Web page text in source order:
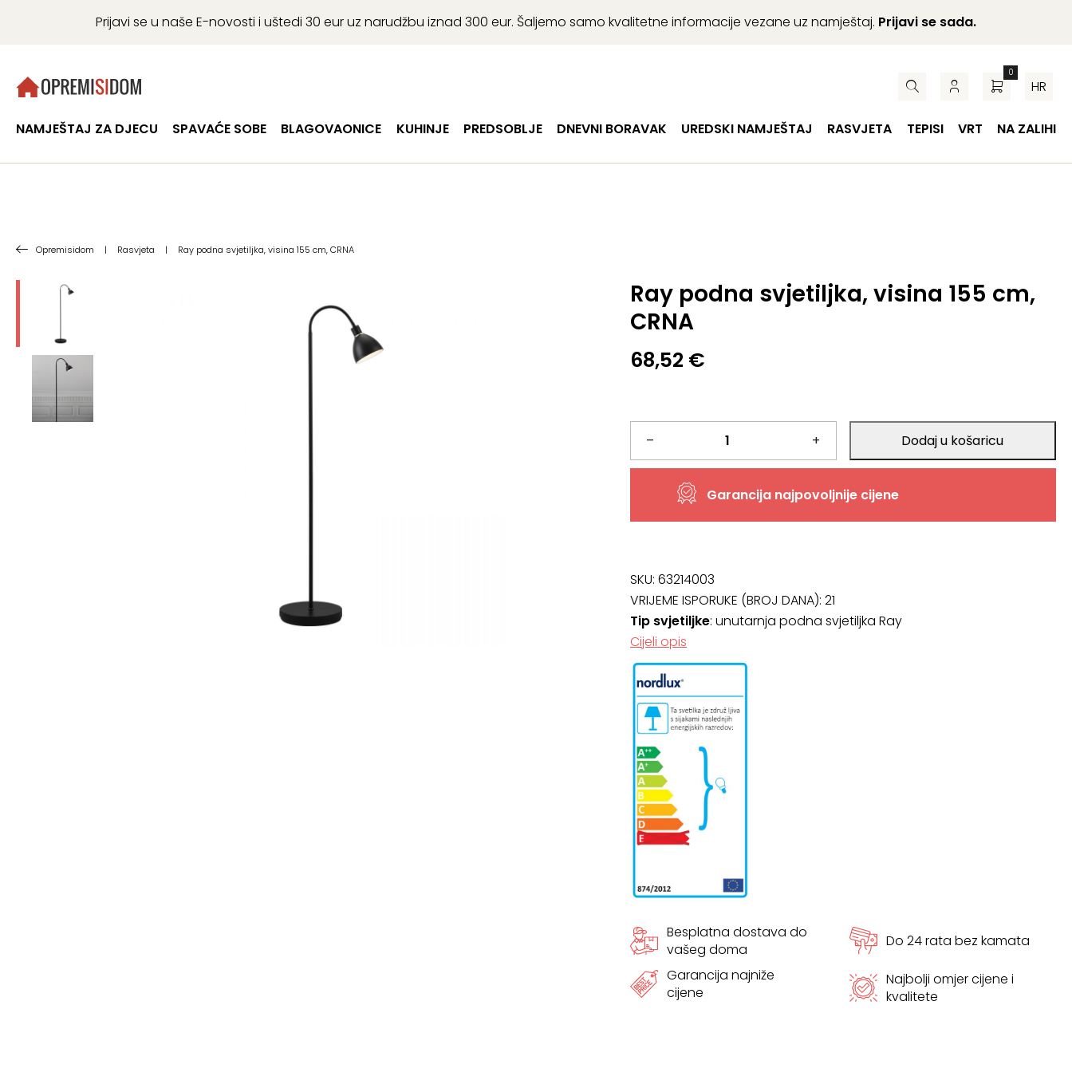
Prijavi se u naše E-novosti i uštedi 30 eur uz narudžbu iznad 300 eur. Šaljemo samo kvalitetne informacije vezane uz namještaj. Prijavi se sada.
0
HR
NAMJEŠTAJ ZA DJECU SPAVAĆE SOBE BLAGOVAONICE KUHINJE PREDSOBLJE DNEVNI BORAVAK UREDSKI NAMJEŠTAJ RASVJETA TEPISI VRT NA ZALIHI
Opremisidom | Rasvjeta | Ray podna svjetiljka, visina 155 cm, CRNA
Ray podna svjetiljka, visina 155 cm,
CRNA
68,52 €
–
Ray
podna
svjetiljka,
155
cm,
CRNA
količina
+ Dodaj u košaricu
Garancija najpovoljnije cijene
SKU: 63214003
VRIJEME ISPORUKE (BROJ DANA): 21
Tip svjetiljke: unutarnja podna svjetiljka Ray
Cijeli opis
Besplatna dostava do
vašeg doma
Do 24 rata bez kamata
Garancija najniže
cijene
Najbolji omjer cijene i
kvalitete